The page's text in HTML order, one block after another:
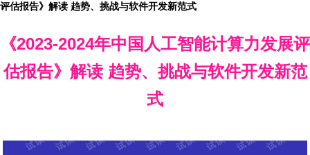
评估报告》解读 趋势、挑战与软件开发新范式
《2023-2024年中国人工智能计算力发展评
估报告》解读 趋势、挑战与软件开发新范
式